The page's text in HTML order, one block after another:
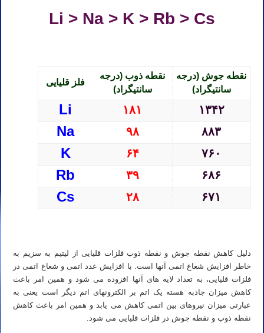
Li > Na > K > Rb > Cs
نقطه جوش (درجه
سانتیگراد)
نقطه ذوب (درجه
سانتیگراد)
فلز قلیایی
۱۳۴۲ ۱۸۱ Li
۸۸۳ ۹۸ Na
۷۶۰ ۶۴ K
۶۸۶ ۳۹ Rb
۶۷۱ ۲۸ Cs
دلیل کاهش نقطه جوش و نقطه ذوب فلزات قلیایی از لیتیم به سزیم به
خاطر افزایش شعاع اتمی آنها است. با افزایش عدد اتمی و شعاع اتمی در
فلزات قلیایی، به تعداد لایه های آنها افزوده می شود و همین امر باعث
کاهش میزان جاذبه هسته یک اتم بر الکترونهای اتم دیگر است یعنی به
عبارتی میزان نیروهای بین اتمی کاهش می یابد و همین امر باعث کاهش
نقطه ذوب و نقطه جوش در فلزات قلیایی می شود.